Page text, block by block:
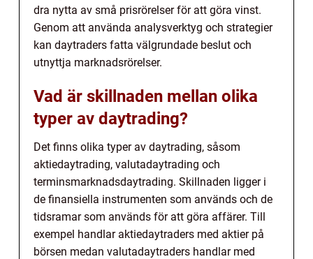
dra nytta av små prisrörelser för att göra vinst.
Genom att använda analysverktyg och strategier
kan daytraders fatta välgrundade beslut och
utnyttja marknadsrörelser.
Vad är skillnaden mellan olika
typer av daytrading?
Det finns olika typer av daytrading, såsom
aktiedaytrading, valutadaytrading och
terminsmarknadsdaytrading. Skillnaden ligger i
de finansiella instrumenten som används och de
tidsramar som används för att göra affärer. Till
exempel handlar aktiedaytraders med aktier på
börsen medan valutadaytraders handlar med